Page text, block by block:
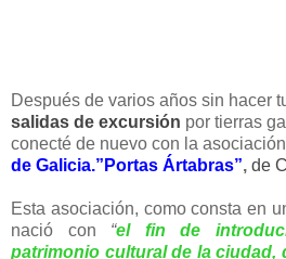
Después de varios años sin hacer
salidas de excursión por tierras
conecté de nuevo con la asociación
de Galicia.”Portas Ártabras”, de
Esta asociación, como consta en
nació con “el fin de
patrimonio cultural de la ciudad,